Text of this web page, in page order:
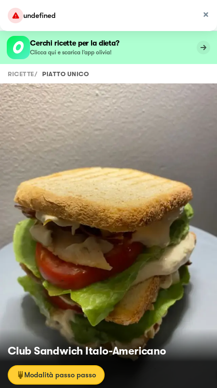
undefined
Cerchi ricette per la dieta?
Clicca qui e scarica l’app olivia!
RICETTE/ PIATTO UNICO
Club Sandwich Italo-Americano
Modalità passo passo